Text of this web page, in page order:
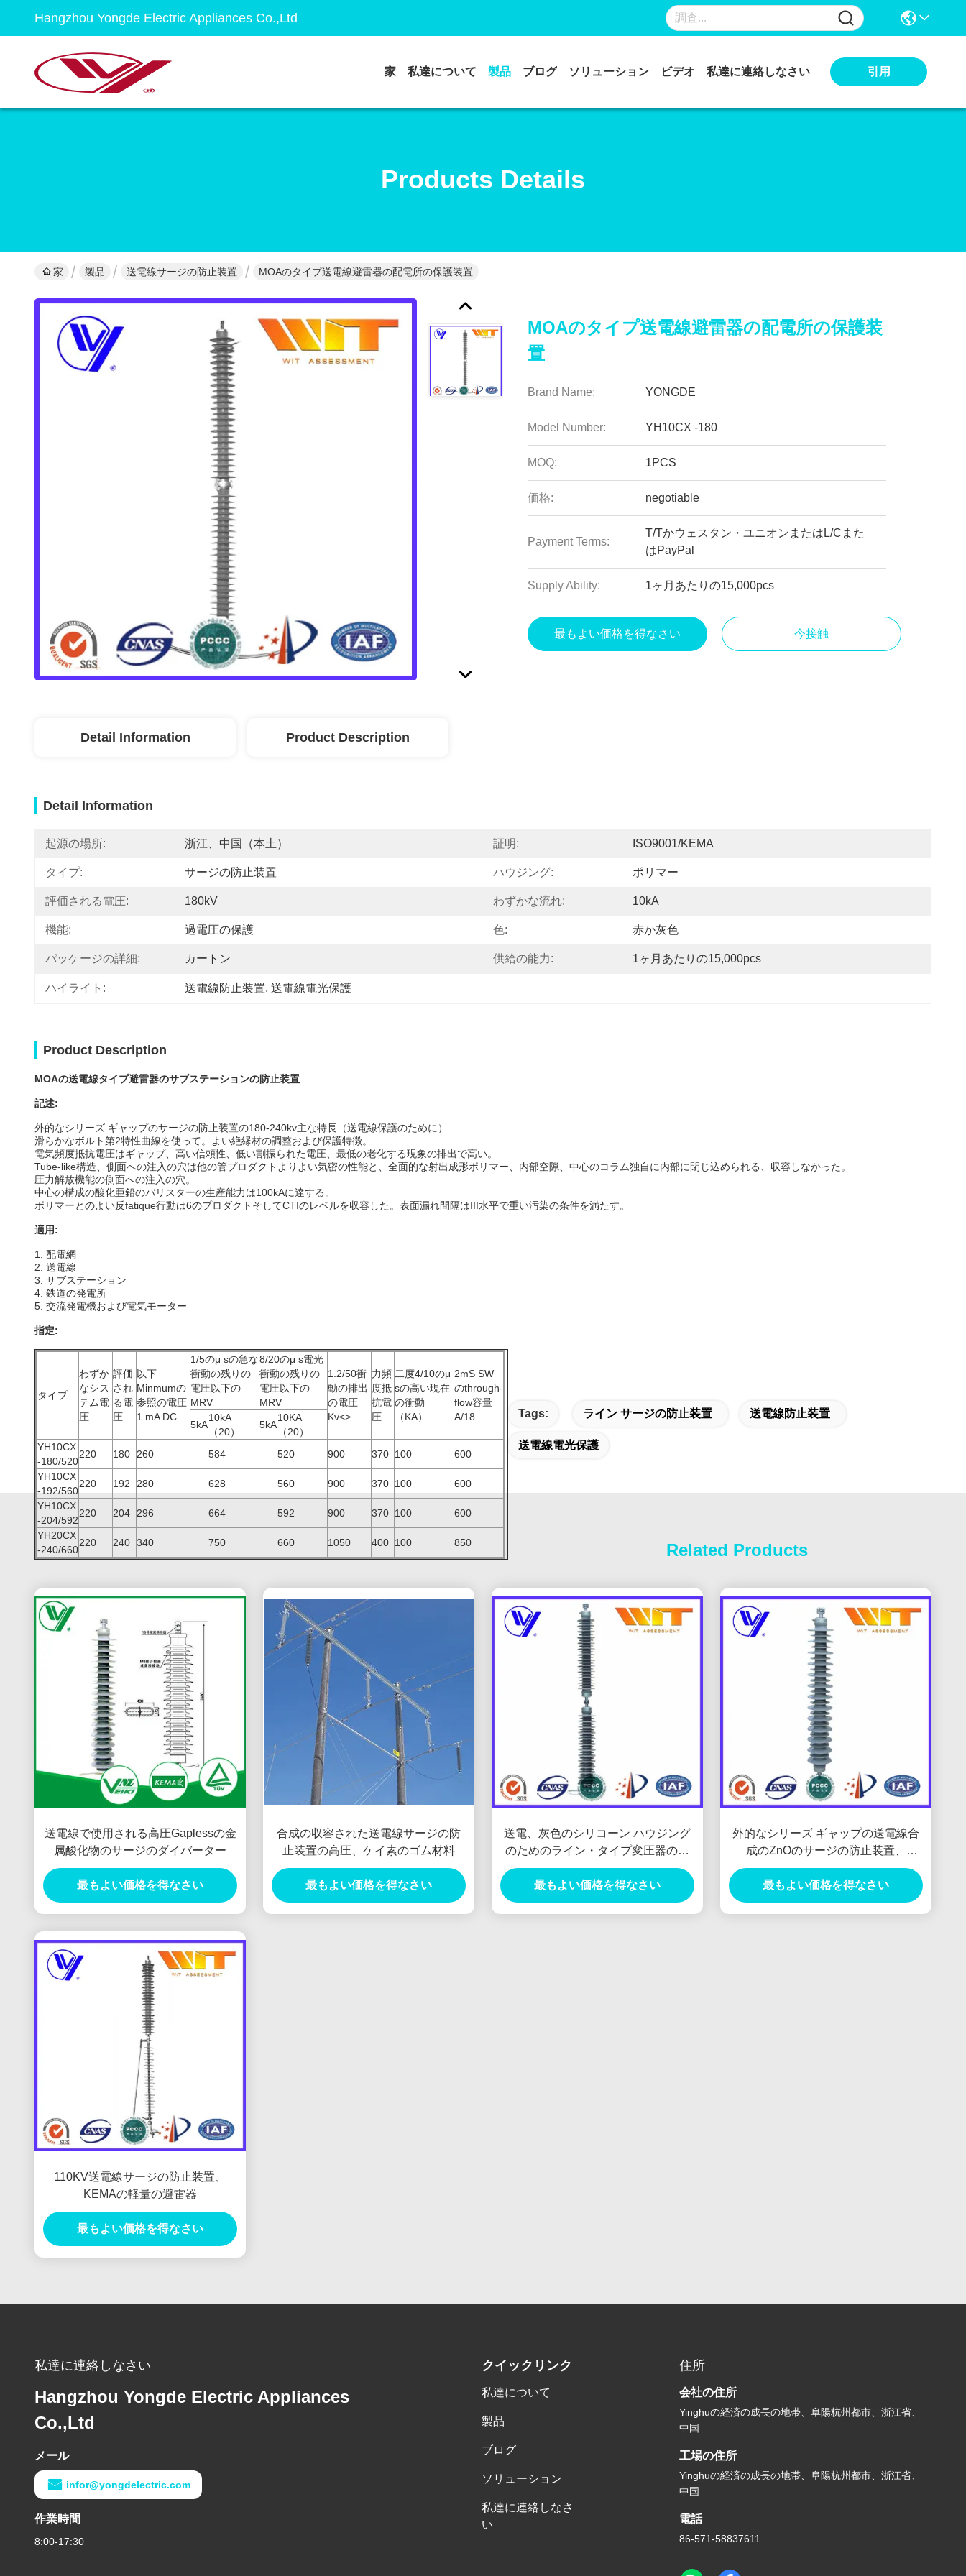
Hangzhou Yongde Electric Appliances Co.,Ltd
家 私達について 製品 ブログ ソリューション ビデオ 私達に連絡しなさい 引用
Products Details
家 製品 送電線サージの防止装置 MOAのタイプ送電線避雷器の配電所の保護装置
MOAのタイプ送電線避雷器の配電所の保護装
置
Brand Name: YONGDE
Model Number: YH10CX -180
MOQ: 1PCS
価格: negotiable
Payment Terms:
T/Tかウェスタン・ユニオンまたはL/Cまた
はPayPal
Supply Ability: 1ヶ月あたりの15,000pcs
最もよい価格を得なさい 今接触
Detail Information Product Description
Detail Information
起源の場所: 浙江、中国（本土） 証明: ISO9001/KEMA
タイプ: サージの防止装置 ハウジング: ポリマー
評価される電圧: 180kV わずかな流れ: 10kA
機能: 過電圧の保護 色: 赤か灰色
パッケージの詳細: カートン 供給の能力: 1ヶ月あたりの15,000pcs
ハイライト: 送電線防止装置, 送電線電光保護
Product Description
MOAの送電線タイプ避雷器のサブステーションの防止装置
記述:
外的なシリーズ ギャップのサージの防止装置の180-240kv主な特長（送電線保護のために）
滑らかなボルト第2特性曲線を使って。よい絶縁材の調整および保護特徴。
電気頻度抵抗電圧はギャップ、高い信頼性、低い割振られた電圧、最低の老化する現象の排出で高い。
Tube-like構造、側面への注入の穴は他の管プロダクトよりよい気密の性能と、全面的な射出成形ポリマー、内部空隙、中心のコラム独自に内部に閉じ込められる、収容しなかった。
圧力解放機能の側面への注入の穴。
中心の構成の酸化亜鉛のバリスターの生産能力は100kAに達する。
ポリマーとのよい反fatique行動は6のプロダクトそしてCTIのレベルを収容した。表面漏れ間隔はIII水平で重い汚染の条件を満たす。
適用:
1. 配電網
2. 送電線
3. サブステーション
4. 鉄道の発電所
5. 交流発電機および電気モーター
指定:
タイプ
わずか
なシス
テム電
圧
評価
され
る電
圧
以下
Minmumの
参照の電圧
1 mA DC
1/5のμ sの急な
衝動の残りの
電圧以下の
MRV
8/20のμ s電光
衝動の残りの
電圧以下の
MRV
1.2/50衝
動の排出
の電圧
Kv<>
力頻
度抵
抗電
圧
二度4/10のμ
sの高い現在
の衝動
（KA）
2mS SW
のthrough-
flow容量
A/18
5kA
10kA
（20）
5kA
10KA
（20）
YH10CX
-180/520
220 180 260 584 520 900 370 100
600
YH10CX
-192/560
220 192 280 628 560 900 370 100
600
YH10CX
-204/592
220 204 296 664 592 900 370 100
600
YH20CX
-240/660
220 240 340 750 660 1050 400 100 850
Tags: ライン サージの防止装置 送電線防止装置
送電線電光保護
Related Products
送電線で使用される高圧Gaplessの金
属酸化物のサージのダイバーター
最もよい価格を得なさい
合成の収容された送電線サージの防
止装置の高圧、ケイ素のゴム材料
最もよい価格を得なさい
送電、灰色のシリコーン ハウジング
のためのライン・タイプ変圧器のサ
ージArreste
最もよい価格を得なさい
外的なシリーズ ギャップの送電線合
成のZnOのサージの防止装置、
220KV高圧
最もよい価格を得なさい
110KV送電線サージの防止装置、
KEMAの軽量の避雷器
最もよい価格を得なさい
私達に連絡しなさい
Hangzhou Yongde Electric Appliances
Co.,Ltd
メール
infor@yongdelectric.com
作業時間
8:00-17:30
クイックリンク
私達について
製品
ブログ
ソリューション
私達に連絡しなさ
い
住所
会社の住所
Yinghuの経済の成長の地帯、阜陽杭州都市、浙江省、
中国
工場の住所
Yinghuの経済の成長の地帯、阜陽杭州都市、浙江省、
中国
電話
86-571-58837611